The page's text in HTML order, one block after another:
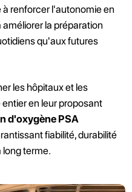
renforcer l'autonomie en
la préparation
qu'aux futures
les hôpitaux et les
en leur proposant
d'oxygène PSA
fiabilité, durabilité
terme.